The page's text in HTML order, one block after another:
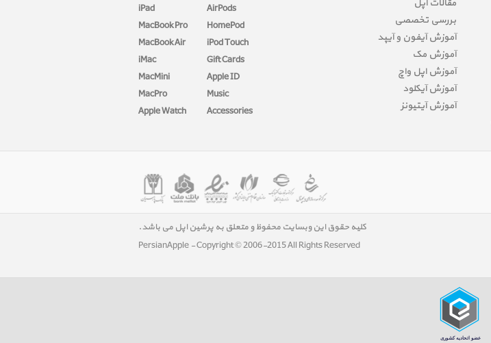
iPad
MacBook Pro
MacBook Air
iMac
MacMini
MacPro
Apple Watch
AirPods
HomePod
iPod Touch
Gift Cards
Apple ID
Music
Accessories
مقالات اپل
بررسی تخصصی
آموزش آیفون و آیپد
آموزش مک
آموزش اپل واچ
آموزش آیکلود
آموزش آیتیونز
کلیه حقوق این وبسایت محفوظ و متعلق به پرشین اپل می باشد.
PersianApple - Copyright © 2006-2015 All Rights Reserved